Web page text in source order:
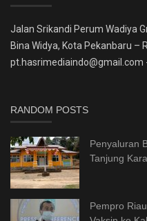
Jalan Srikandi Perum Wadiya
Bina Widya, Kota Pekanbaru –
pt.hasrimediaindo@gmail.com
RANDOM POSTS
Penyaluran
Tanjung
Pempro